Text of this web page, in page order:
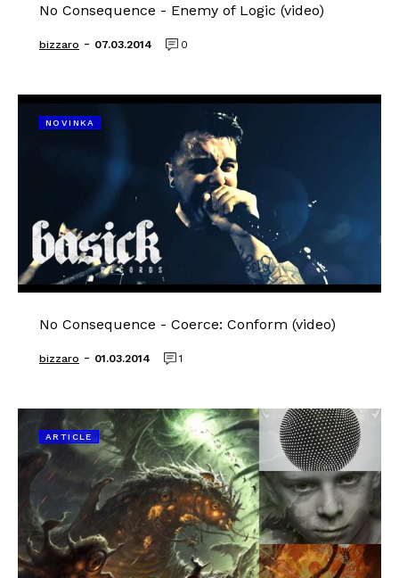
No Consequence - Enemy of Logic (video)
bizzaro - 07.03.2014 0
NOVINKA
No Consequence - Coerce: Conform (video)
bizzaro - 01.03.2014 1
ARTICLE